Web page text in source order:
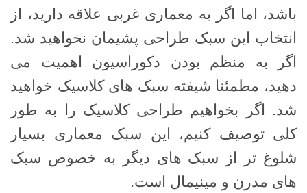
باشد، اما اگر به معماری غربی علاقه دارید، از
انتخاب این سبک طراحی پشیمان نخواهید شد.
اگر به منظم بودن دکوراسیون اهمیت می
دهید، مطمئنا شیفته سبک های کلاسیک خواهید
شد. اگر بخواهیم طراحی کلاسیک را به طور
کلی توصیف کنیم، این سبک معماری بسیار
شلوغ تر از سبک های دیگر به خصوص سبک
های مدرن و مینیمال است.